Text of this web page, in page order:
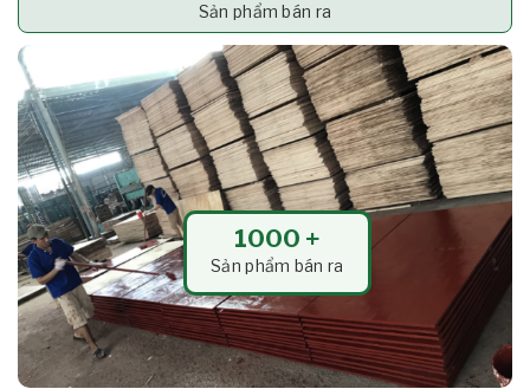
Sản phẩm bán ra
1000 +
Sản phẩm bán ra